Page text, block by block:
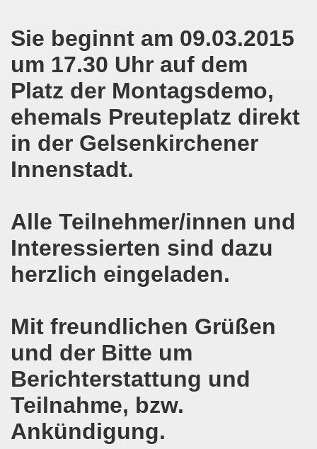
Sie beginnt am 09.03.2015
um 17.30 Uhr auf dem
Platz der Montagsdemo,
ehemals Preuteplatz direkt
in der Gelsenkirchener
Innenstadt.
Alle Teilnehmer/innen und
Interessierten sind dazu
herzlich eingeladen.
Mit freundlichen Grüßen
und der Bitte um
Berichterstattung und
Teilnahme, bzw.
Ankündigung.
am 16.04.2018 und am 23.04.2018 mit
Bewegung im Zeichen des antifaschistischen Protestes
in der Gelsenkirchener Innenstadt am 07.04.2018
gegen die Aufmärsche der Partei "Die Rechte" stehen
Gelsenkirchen beim Delegierten-Treffen der
bei uns in Gelsenkirchen. Auftakt der weltweiten
YPG-Fahne trotz richterlicher Erlaubnis
mit heißen Brennpunkten
protestiert und demonstriert am 05.03.2018
Bewegung begrüßt am 05.03.2018 die neue Regierung
Bewegung solidarisch am 19.02.2018 im Kampf gegen
Bewegung diskutiert am 19.02.2018 über heißes Eisen